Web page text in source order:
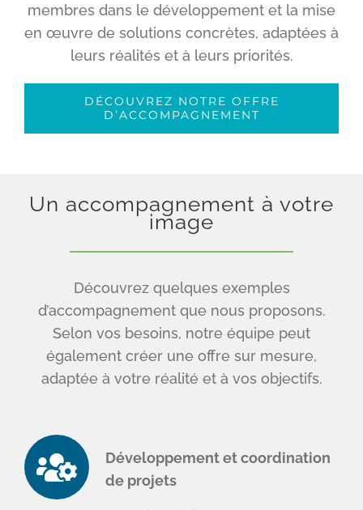
membres dans le développement et la mise
en œuvre de solutions concrètes, adaptées à
leurs réalités et à leurs priorités.
DÉCOUVREZ NOTRE OFFRE
D’ACCOMPAGNEMENT
Un accompagnement à votre
image
Découvrez quelques exemples
d’accompagnement que nous proposons.
Selon vos besoins, notre équipe peut
également créer une offre sur mesure,
adaptée à votre réalité et à vos objectifs.
Développement et coordination
de projets